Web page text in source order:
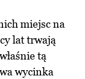
miejsc na
lat trwają
tą
wycinka